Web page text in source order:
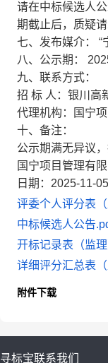
请在中标候选人
期截止后，质疑请
七、发布媒介： “
八、公示期：
九、联系方式：
招 标 人：银川高
代理机构：国宁
十、备注：
公示期满无异议
国宁项目管理有
日期：2025-11-
评委个人评分表
中标候选人公告
开标记录表（监
详细评分汇总表
附件下载
寻标宝联系我们